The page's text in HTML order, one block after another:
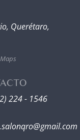
Querétaro,
224 - 1546